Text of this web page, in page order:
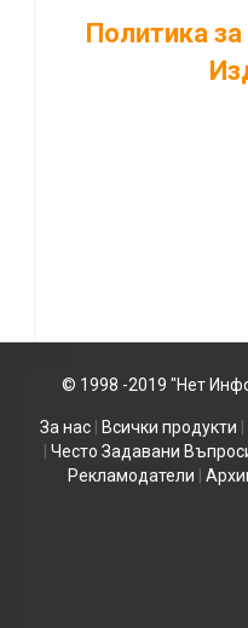
Политика
© 1998 -2019 "Нет
За нас| Всички продукти
Често Задавани
Рекламодатели